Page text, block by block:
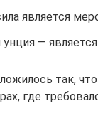
является
—
так,
где